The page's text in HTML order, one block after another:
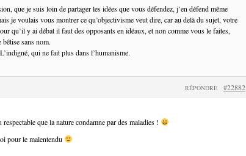
que je suis loin de partager les idées que vous défendez, j’en défend même
je voulais vous montrer ce qu’objectivisme veut dire, car au delà du sujet, votre
qu’il y ai débat il faut des opposants en idéaux, et non comme vous le faites,
sans nom.
qui ne fait plus dans l’humanisme.
#22882
RÉPONDRE
que la nature condamne par des maladies !
pour le malentendu